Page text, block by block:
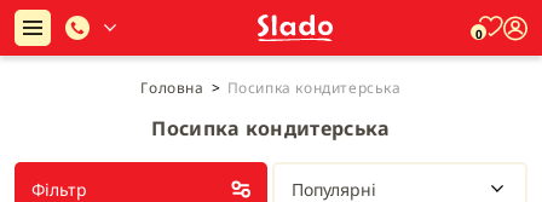
0
Головна > Посипка кондитерська
Посипка кондитерська
Фільтр Популярні